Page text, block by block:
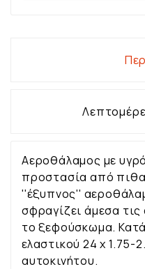
Αεροθάλαμος με
προστασία από
''έξυπνος''
σφραγίζει άμεσα
το ξεφούσκωμα.
ελαστικού 24 x 1.75-
αυτοκινήτου.